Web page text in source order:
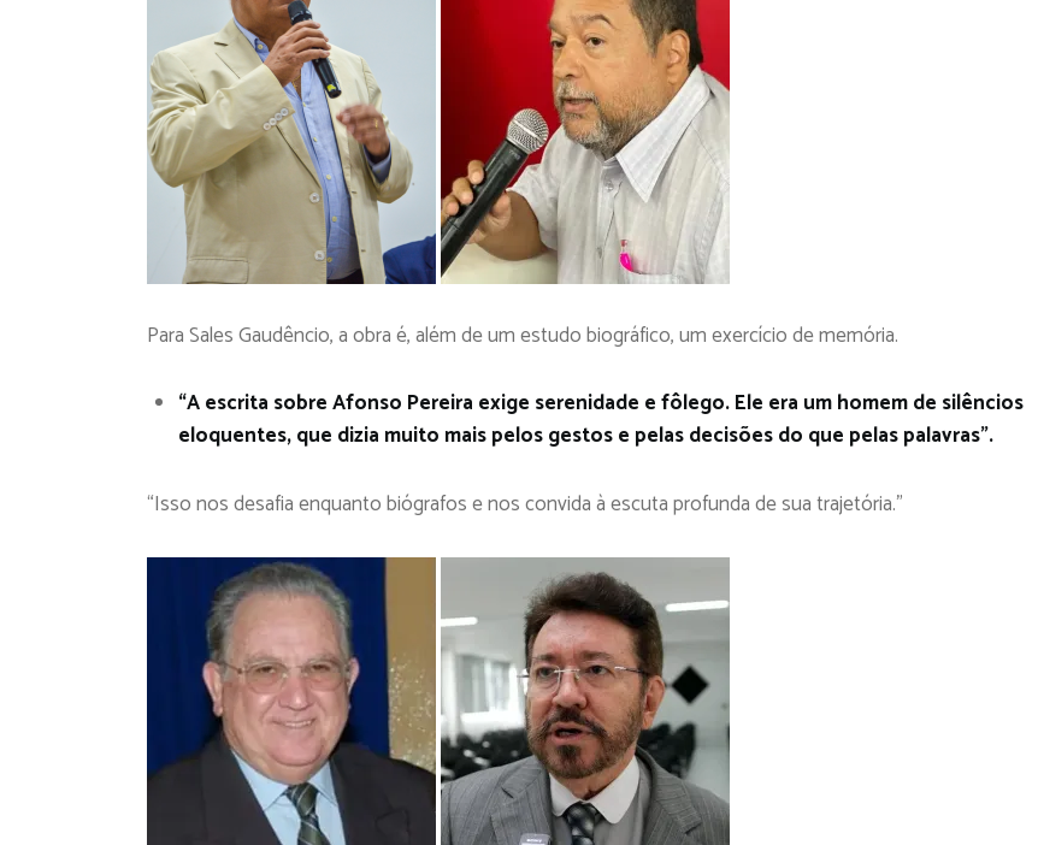
Para Sales Gaudêncio, a obra é, além de um estudo biográfico, um exercício de memória.
“A escrita sobre Afonso Pereira exige serenidade e fôlego. Ele era um homem de silêncios
eloquentes, que dizia muito mais pelos gestos e pelas decisões do que pelas palavras”.
“Isso nos desafia enquanto biógrafos e nos convida à escuta profunda de sua trajetória.”